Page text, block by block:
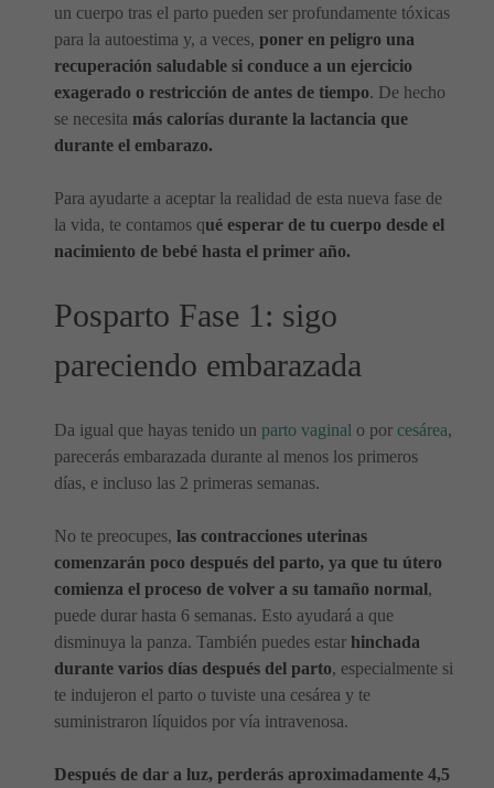
un cuerpo tras el parto pueden ser profundamente tóxicas
para la autoestima y, a veces, poner en peligro una
recuperación saludable si conduce a un ejercicio
exagerado o restricción de antes de tiempo. De hecho
se necesita más calorías durante la lactancia que
durante el embarazo.
Para ayudarte a aceptar la realidad de esta nueva fase de
la vida, te contamos qué esperar de tu cuerpo desde el
nacimiento de bebé hasta el primer año.
Posparto Fase 1: sigo
pareciendo embarazada
Da igual que hayas tenido un parto vaginal o por cesárea,
parecerás embarazada durante al menos los primeros
días, e incluso las 2 primeras semanas.
No te preocupes, las contracciones uterinas
comenzarán poco después del parto, ya que tu útero
comienza el proceso de volver a su tamaño normal,
puede durar hasta 6 semanas. Esto ayudará a que
disminuya la panza. También puedes estar hinchada
durante varios días después del parto, especialmente si
te indujeron el parto o tuviste una cesárea y te
suministraron líquidos por vía intravenosa.
Después de dar a luz, perderás aproximadamente 4,5